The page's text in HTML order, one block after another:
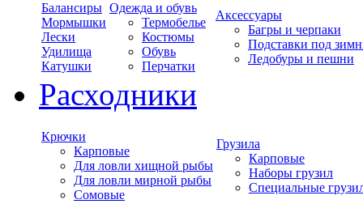
Балансиры
Мормышки
Лески
Удилища
Катушки
Одежда и обувь
Термобелье
Костюмы
Обувь
Перчатки
Аксессуары
Багры и черпаки
Подставки под
Ледобуры и пешни
Расходники
Крючки
Карповые
Для ловли хищной рыбы
Для ловли мирной рыбы
Сомовые
Грузила
Карповые
Наборы грузил
Специальные